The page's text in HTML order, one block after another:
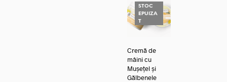
STOC
EPUIZA
T
Cremă de
mâini cu
Mușețel și
Gălbenele